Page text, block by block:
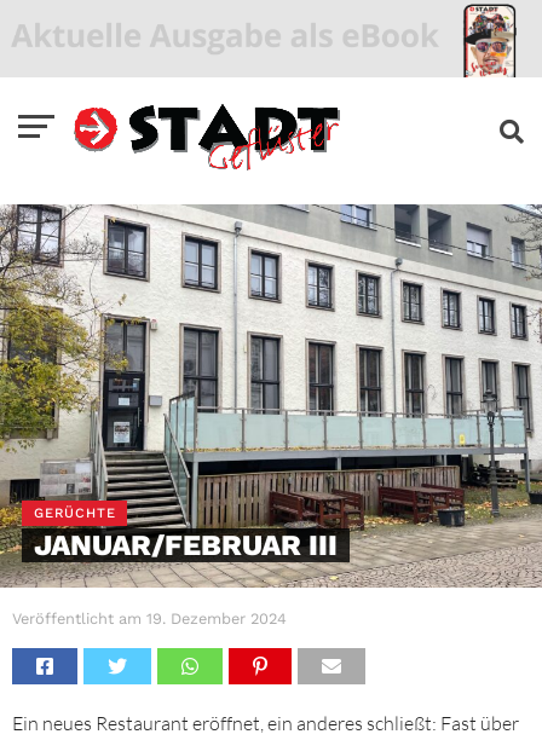
GERÜCHTE
JANUAR/FEBRUAR III
Veröffentlicht am 19. Dezember 2024
Ein neues Restaurant eröffnet, ein anderes schließt: Fast über